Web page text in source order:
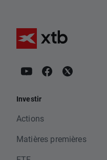
Investir
Actions
Matières premières